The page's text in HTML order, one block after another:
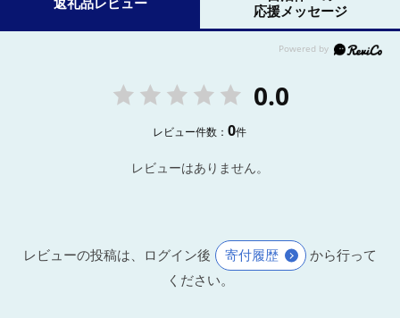
返礼品レビュー
応援メッセージ
0.0
レビュー件数：0件
レビューはありません。
レビューの投稿は、ログイン後 寄付履歴
から行って
ください。